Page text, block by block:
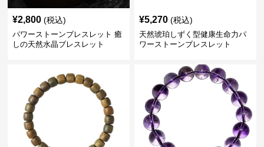
¥2,800 (税込)
パワーストーンブレスレット 癒
しの天然水晶ブレスレット
¥5,270 (税込)
天然琥珀しずく型健康生命力パ
ワーストーンブレスレット